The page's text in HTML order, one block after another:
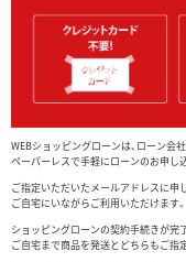
WEBショッピングローンは、ローン会
ペーパーレスで手軽にローンのお申し
ご指定いただいたメールアドレスに申
ご自宅にいながらご利用いただけます。
ショッピングローンの契約手続きが完
ご自宅まで商品を発送とどちらもご指